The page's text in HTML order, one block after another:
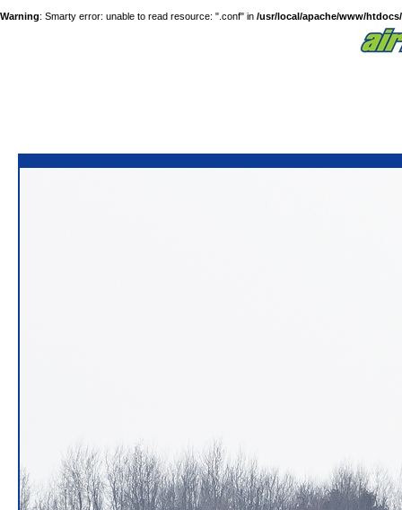
Warning: Smarty error: unable to read resource: ".conf" in /usr/local/apache/www/